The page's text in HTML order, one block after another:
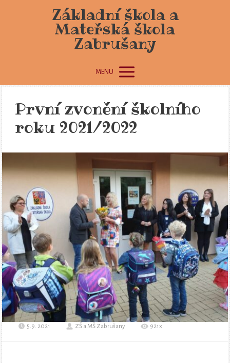
Základní škola a
Mateřská škola
Zabrušany
MENU
První zvonění školního
roku 2021/2022
5.9. 2021 ZŠ a MŠ Zabrušany 921x